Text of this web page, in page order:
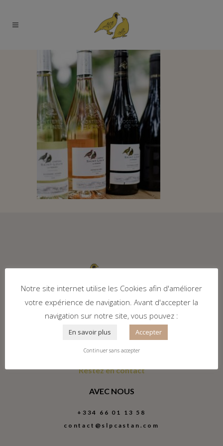
Restez en contact
AVEC NOUS
+334 66 01 13 58
contact@slpcastan.com
Notre site internet utilise les Cookies afin d'améliorer
votre expérience de navigation. Avant d'accepter la
navigation sur notre site, vous pouvez :
En savoir plus Accepter
Continuer sans accepter